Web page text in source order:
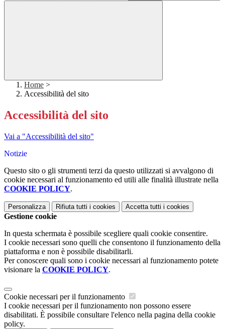
Home >
Accessibilità del sito
Accessibilità del sito
Vai a "Accessibilità del sito"
Notizie
Questo sito o gli strumenti terzi da questo utilizzati si avvalgono di
cookie necessari al funzionamento ed utili alle finalità illustrate nella
COOKIE POLICY.
Personalizza Rifiuta tutti i cookies Accetta tutti i cookies
Gestione cookie
In questa schermata è possibile scegliere quali cookie consentire.
I cookie necessari sono quelli che consentono il funzionamento della
piattaforma e non è possibile disabilitarli.
Per conoscere quali sono i cookie necessari al funzionamento potete
visionare la COOKIE POLICY.
Cookie necessari per il funzionamento
I cookie necessari per il funzionamento non possono essere
disabilitati. È possibile consultare l'elenco nella pagina della cookie
policy.